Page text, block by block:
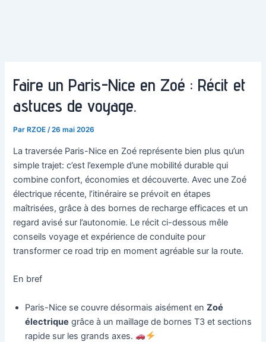
Faire un Paris-Nice en Zoé : Récit et
astuces de voyage.
Par RZOE/26 mai 2026
La traversée Paris-Nice en Zoé représente bien plus qu’un
simple trajet: c’est l’exemple d’une mobilité durable qui
combine confort, économies et découverte. Avec une Zoé
électrique récente, l’itinéraire se prévoit en étapes
maîtrisées, grâce à des bornes de recharge efficaces et un
regard avisé sur l’autonomie. Le récit ci-dessous mêle
conseils voyage et expérience de conduite pour
transformer ce road trip en moment agréable sur la route.
En bref
Paris-Nice se couvre désormais aisément enZoé
électrique grâce à un maillage de bornes T3 et sections
rapide sur les grands axes.